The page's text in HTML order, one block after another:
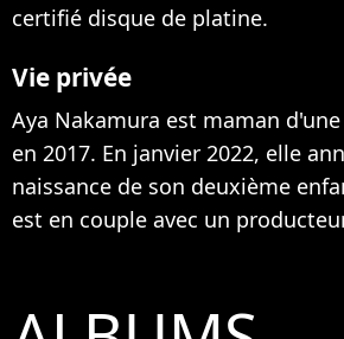
certifié disque de platine.
Vie privée
Aya Nakamura est maman
en 2017. En janvier 2022, elle
naissance de son deuxième
est en couple avec un